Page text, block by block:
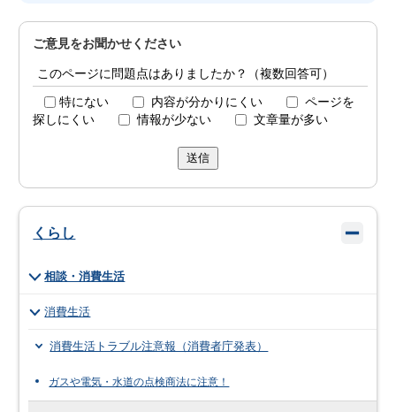
ご意見をお聞かせください
このページに問題点はありましたか？（複数回答可）
特にない 内容が分かりにくい
ページを
探しにくい
情報が少ない 文章量が多い
送信
くらし
相談・消費生活
消費生活
消費生活トラブル注意報（消費者庁発表）
ガスや電気・水道の点検商法に注意！